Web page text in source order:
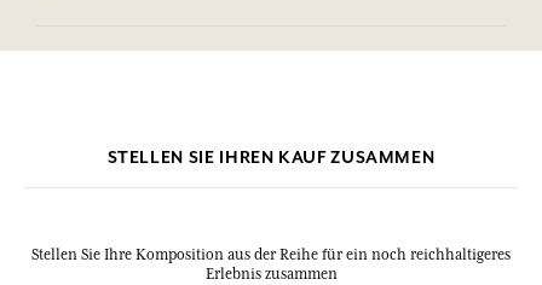
STELLEN SIE IHREN KAUF ZUSAMMEN
Stellen Sie Ihre Komposition aus der Reihe für ein noch reichhaltigeres
Erlebnis zusammen